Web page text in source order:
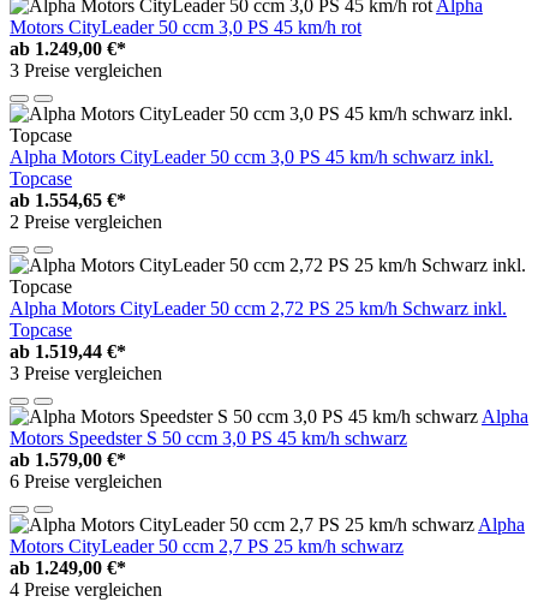
Alpha
Motors CityLeader 50 ccm 3,0 PS 45 km/h rot
ab 1.249,00 €*
3 Preise vergleichen
Alpha Motors CityLeader 50 ccm 3,0 PS 45 km/h schwarz inkl.
Topcase
ab 1.554,65 €*
2 Preise vergleichen
Alpha Motors CityLeader 50 ccm 2,72 PS 25 km/h Schwarz inkl.
Topcase
ab 1.519,44 €*
3 Preise vergleichen
Alpha
Motors Speedster S 50 ccm 3,0 PS 45 km/h schwarz
ab 1.579,00 €*
6 Preise vergleichen
Alpha
Motors CityLeader 50 ccm 2,7 PS 25 km/h schwarz
ab 1.249,00 €*
4 Preise vergleichen